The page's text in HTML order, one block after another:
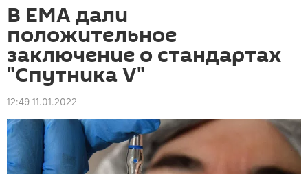
В EMA дали
положительное
заключение о стандартах
"Спутника V"
12:49 11.01.2022